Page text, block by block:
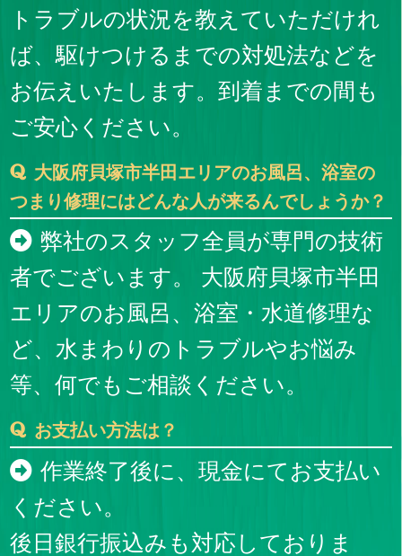
トラブルの状況を教えていただけれ
ば、駆けつけるまでの対処法などを
お伝えいたします。到着までの間も
ご安心ください。
大阪府貝塚市半田エリアのお風呂、浴室の
つまり修理にはどんな人が来るんでしょうか？
弊社のスタッフ全員が専門の技術
者でございます。 大阪府貝塚市半田
エリアのお風呂、浴室・水道修理な
ど、水まわりのトラブルやお悩み
等、何でもご相談ください。
お支払い方法は？
作業終了後に、現金にてお支払い
ください。
後日銀行振込みも対応しておりま